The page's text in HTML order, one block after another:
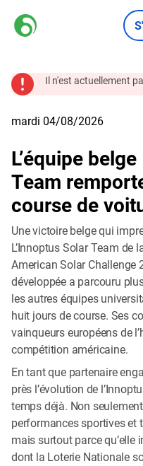
Il n'est actuellement
mardi 04/08/2026
L’équipe
Team
course de
Une victoire belge qui
L’Innoptus Solar Team de
American Solar Challenge
développée a parcouru
les autres équipes
huit jours de course. Ses
vainqueurs européens de
compétition américaine.
En tant que partenaire
près l’évolution de
temps déjà. Non
performances sportives et
mais surtout parce
dont la Loterie Nationale